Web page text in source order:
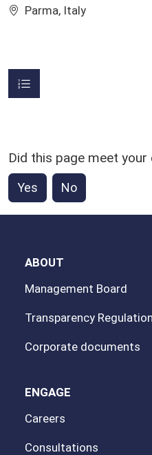
Parma, Italy
Did this page meet
Yes No
ABOUT
Management Board
Transparency Regulation
Corporate documents
ENGAGE
Careers
Consultations